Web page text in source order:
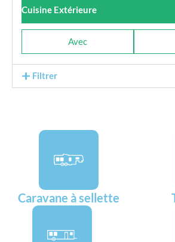
Cuisine Extérieure
Avec
Filtrer
Caravane à sellette